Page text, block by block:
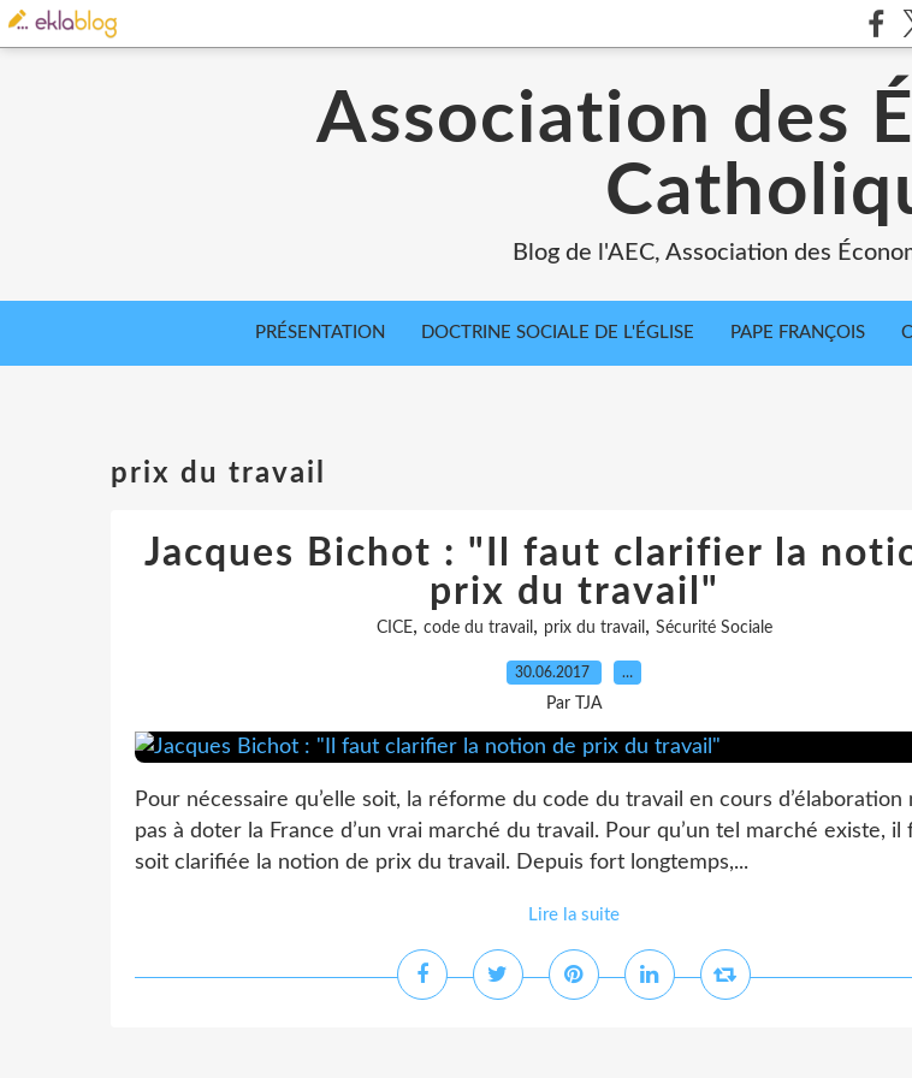
Association des
Blog de l'AEC, Association des
PRÉSENTATION DOCTRINE SOCIALE DE L'ÉGLISE PAPE FRANÇOIS
prix du travail
Jacques Bichot : "Il faut clarifier la
prix du travail"
CICE, code du travail, prix du travail, Sécurité Sociale
30.06.2017 …
Par TJA
Pour nécessaire qu’elle soit, la réforme du code du travail en cours d’élaboration
pas à doter la France d’un vrai marché du travail. Pour qu’un tel marché existe, il
soit clarifiée la notion de prix du travail. Depuis fort longtemps,...
Lire la suite